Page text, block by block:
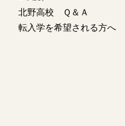
北野高校 Ｑ＆Ａ
転入学を希望される方へ